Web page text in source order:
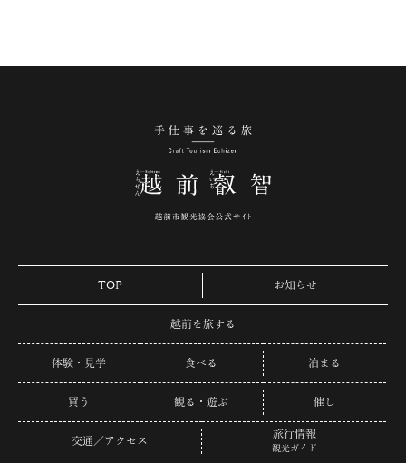
TOP お知らせ
越前を旅する
体験・見学 食べる 泊まる
買う 観る・遊ぶ 催し
交通／アクセス
旅行情報
観光ガイド